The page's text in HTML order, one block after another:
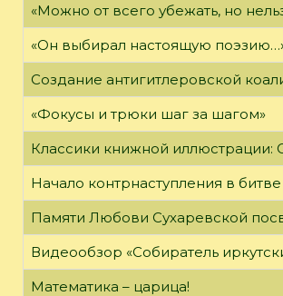
«Можно от всего убежать, но
«Он выбирал настоящую
Создание антигитлеровской
«Фокусы и трюки шаг за шагом»
Классики книжной иллюстрации:
Начало контрнаступления в
Памяти Любови Сухаревской
Видеообзор «Собиратель
Математика – царица!